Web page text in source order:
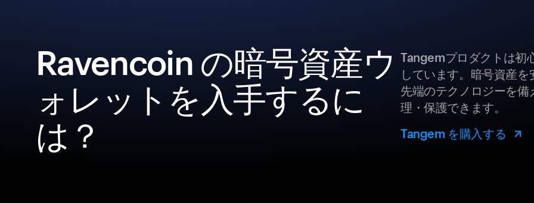
Ravencoin の暗号資産ウ
ォレットを入手するに
は？
Tangemプロダクトは初
しています。暗号資産
先端のテクノロジーを
理・保護できます。
Tangem を購入する